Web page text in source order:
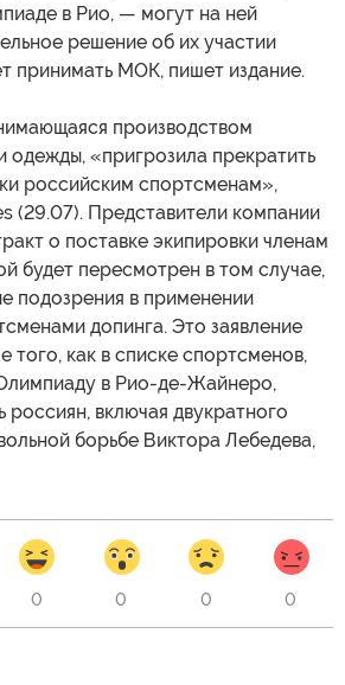
в Рио, — могут на ней
решение об их участии
принимать МОК, пишет издание.
производством
одежды, «пригрозила прекратить
российским спортсменам»,
(29.07). Представители компании
о поставке экипировки членам
будет пересмотрен в том случае,
подозрения в применении
допинга. Это заявление
того, как в списке спортсменов,
в Рио-де-Жайнеро,
россиян, включая двукратного
борьбе Виктора Лебедева,
0 0 0 0